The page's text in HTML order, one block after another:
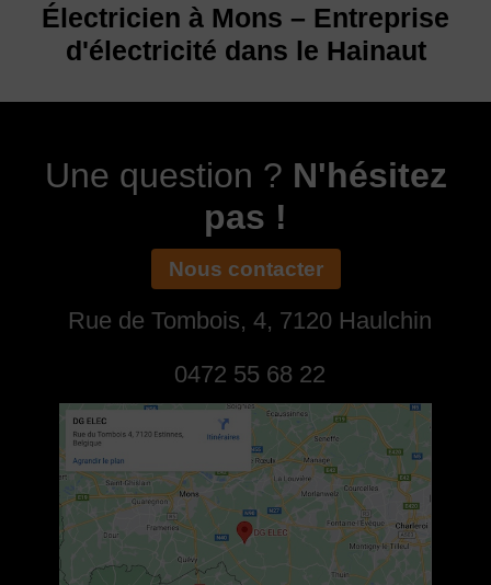
Électricien à Mons – Entreprise
d'électricité dans le Hainaut
Une question ? N'hésitez
pas !
Nous contacter
Rue de Tombois, 4, 7120 Haulchin
0472 55 68 22